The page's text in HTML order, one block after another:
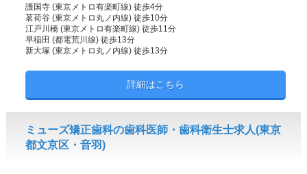
護国寺 (東京メトロ有楽町線) 徒歩4分
茗荷谷 (東京メトロ丸ノ内線) 徒歩10分
江戸川橋 (東京メトロ有楽町線) 徒歩11分
早稲田 (都電荒川線) 徒歩13分
新大塚 (東京メトロ丸ノ内線) 徒歩13分
詳細はこちら
ミューズ矯正歯科の歯科医師・歯科衛生士求人(東京
都文京区・音羽)